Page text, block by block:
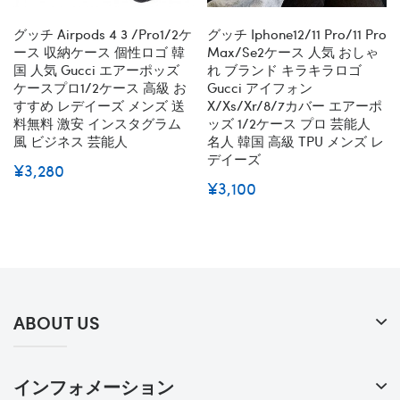
グッチ Airpods 4 3 /pro1/2ケ
ース 収納ケース 個性ロゴ 韓
国 人気 Gucci エアーポッズ
ケースプロ1/2ケース 高級 お
すすめ レデイーズ メンズ 送
料無料 激安 インスタグラム
風 ビジネス 芸能人
¥3,280
グッチ Iphone12/11 Pro/11 Pro
Max/se2ケース 人気 おしゃ
れ ブランド キラキラロゴ
Gucci アイフォン
X/xs/xr/8/7カバー エアーポ
ッズ 1/2ケース プロ 芸能人
名人 韓国 高級 TPU メンズ レ
デイーズ
¥3,100
ABOUT US
インフォメーション